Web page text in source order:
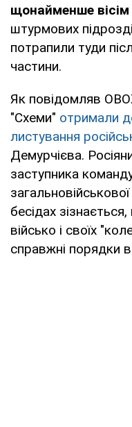
щонайменше вісім
штурмових
потрапили туди
частини.
Як повідомляв
"Схеми" отримали
листування
Демурчієва.
заступника
бесідах
військо і своїх
справжні порядки в